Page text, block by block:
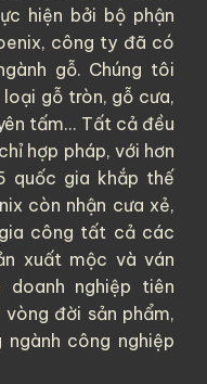
hiện bởi bộ phận
, công ty đã có
gỗ. Chúng tôi
loại gỗ tròn, gỗ cưa,
tấm... Tất cả đều
hợp pháp, với hơn
quốc gia khắp thế
còn nhận cưa xẻ,
công tất cả các
xuất mộc và ván
nghiệp tiên
đời sản phẩm,
công nghiệp